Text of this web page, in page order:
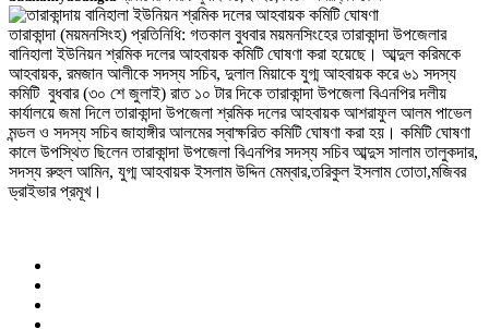
তারাকান্দা (ময়মনসিংহ) প্রতিনিধি: গতকাল বুধবার ময়মনসিংহের তারাকান্দা উপজেলার
বানিহালা ইউনিয়ন শ্রমিক দলের আহবায়ক কমিটি ঘোষণা করা হয়েছে। আব্দুল করিমকে
আহবায়ক, রমজান আলীকে সদস্য সচিব, দুলাল মিয়াকে যুগ্ম আহবায়ক করে ৬১ সদস্য
কমিটি বুধবার (৩০ শে জুলাই) রাত ১০ টার দিকে তারাকান্দা উপজেলা বিএনপির দলীয়
কার্যালয়ে জমা দিলে তারাকান্দা উপজেলা শ্রমিক দলের আহবায়ক আশরাফুল আলম পাভেল
মন্ডল ও সদস্য সচিব জাহাঙ্গীর আলমের স্বাক্ষরিত কমিটি ঘোষণা করা হয়। কমিটি ঘোষণা
কালে উপস্থিত ছিলেন তারাকান্দা উপজেলা বিএনপির সদস্য সচিব আব্দুস সালাম তালুকদার,
সদস্য রুহুল আমিন, যুগ্ম আহবায়ক ইসলাম উদ্দিন মেম্বার,তরিকুল ইসলাম তোতা,মজিবর
ড্রাইভার প্রমূখ।